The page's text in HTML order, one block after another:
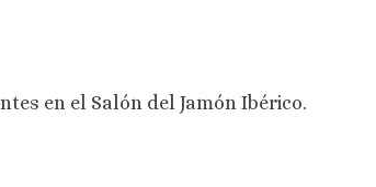
en el Salón del Jamón Ibérico.